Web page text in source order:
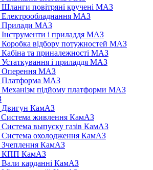
Шланги повітряні кручені МАЗ
Електрообладнання МАЗ
Прилади МАЗ
Інструменти і приладдя МАЗ
Коробка відбору потужностей МАЗ
Кабіна та приналежності МАЗ
Устаткування і приладдя МАЗ
Оперення МАЗ
Платформа МАЗ
Механізм підйому платформи МАЗ
Двигун КамАЗ
Система живлення КамАЗ
Система выпуску газів КамАЗ
Система охолодження КамАЗ
Зчеплення КамАЗ
КПП КамАЗ
Вали карданні КамАЗ